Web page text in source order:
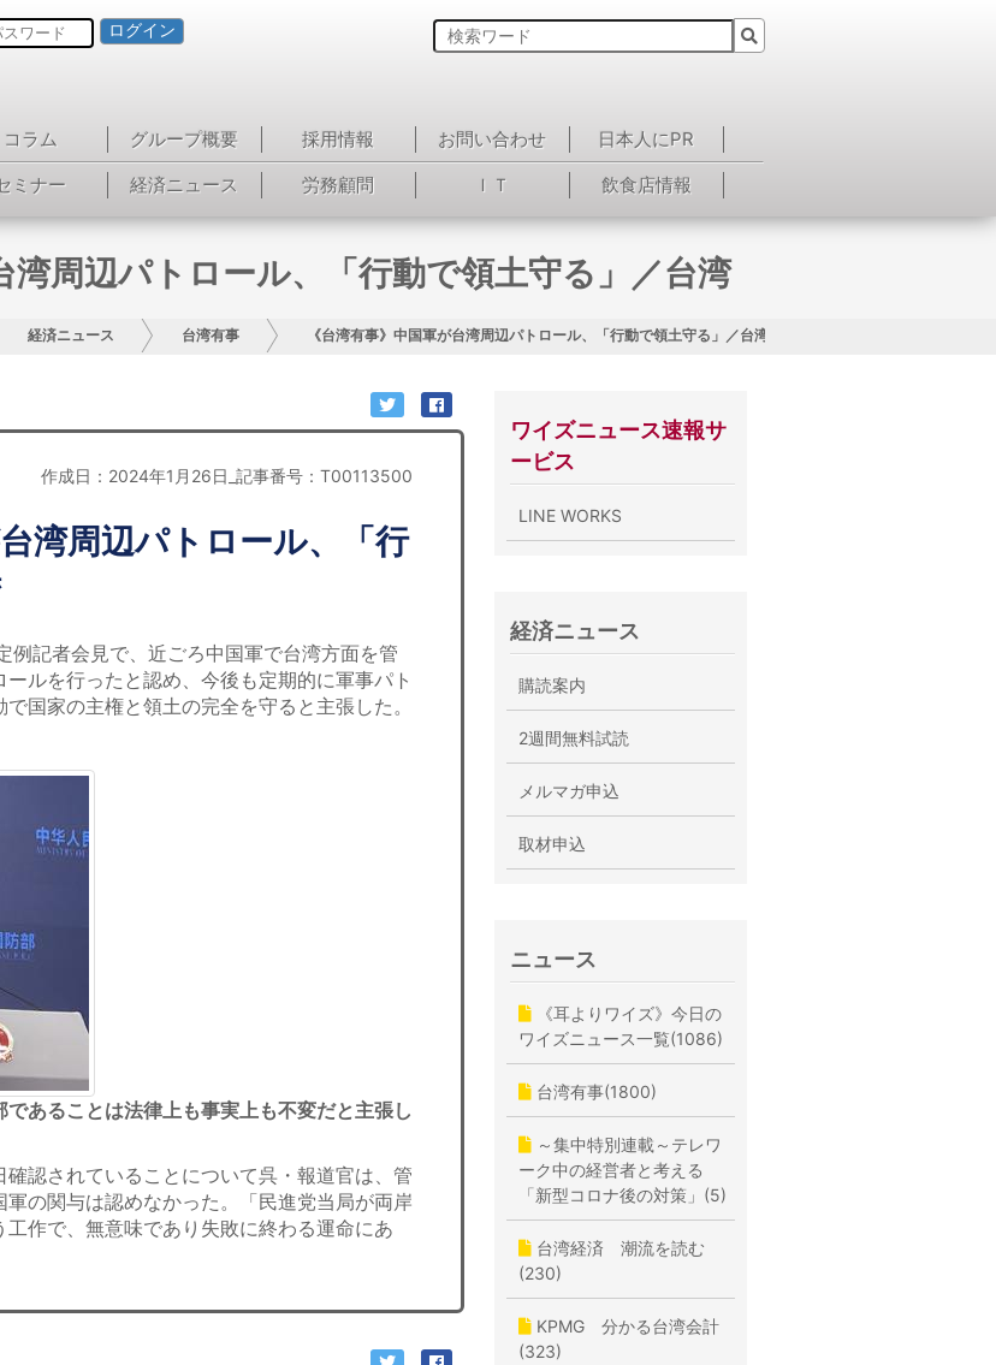
ログイン
コラム グループ概要 採用情報 お問い合わせ
日本人にPR
ミナー 経済ニュース 労務顧問 ＩＴ 飲食店情報
湾周辺パトロール、「行動で領土守る」／台湾
経済ニュース 台湾有事 《台湾有事》中国軍が台湾周辺パトロール、「行動で領土守る」／台湾
作成日：2024年1月26日_記事番号：T00113500
湾周辺パトロール、「行
記者会見で、近ごろ中国軍で台湾方面を管
ルを行ったと認め、今後も定期的に軍事パト
国家の主権と領土の完全を守ると主張した。
あることは法律上も事実上も不変だと主張し
認されていることについて呉・報道官は、管
の関与は認めなかった。「民進党当局が両岸
工作で、無意味であり失敗に終わる運命にあ
ワイズニュース速報サ
ービス
LINE WORKS
経済ニュース
購読案内
2週間無料試読
メルマガ申込
取材申込
ニュース
《耳よりワイズ》今日の
ワイズニュース一覧(1086)
台湾有事(1800)
～集中特別連載～テレワ
ーク中の経営者と考える
「新型コロナ後の対策」(5)
台湾経済 潮流を読む
(230)
KPMG 分かる台湾会計
(323)